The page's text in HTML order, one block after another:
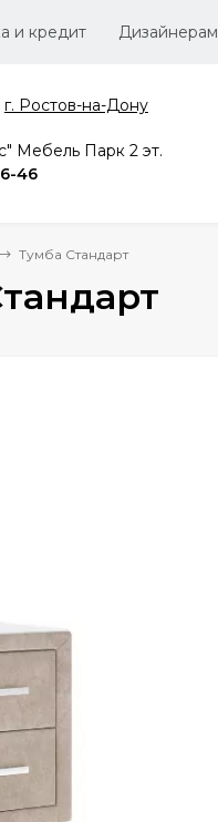
и кредит Дизайнерам
г. Ростов-на-Дону
Мебель Парк 2 эт.
46
Тумба Стандарт